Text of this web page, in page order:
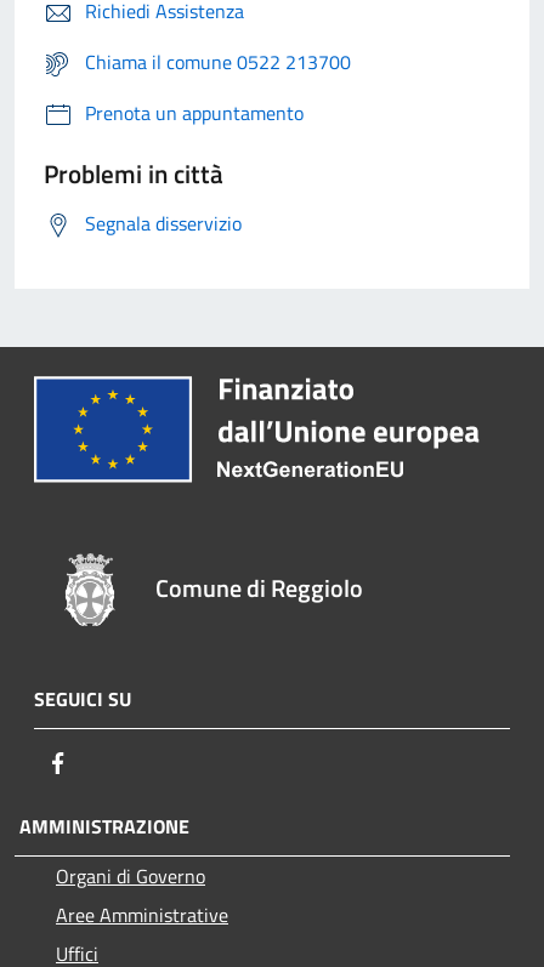
Richiedi Assistenza
Chiama il comune 0522 213700
Prenota un appuntamento
Problemi in città
Segnala disservizio
Comune di Reggiolo
SEGUICI SU
AMMINISTRAZIONE
Organi di Governo
Aree Amministrative
Uffici